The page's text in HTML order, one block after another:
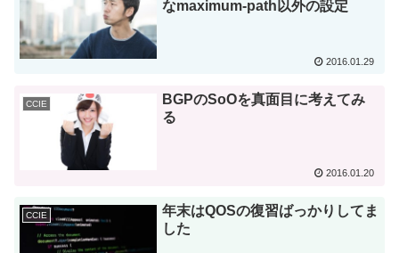
なmaximum-path以外の設定
2016.01.29
CCIE
BGPのSoOを真面目に考えてみ
る
2016.01.20
CCIE
年末はQOSの復習ばっかりしてま
した